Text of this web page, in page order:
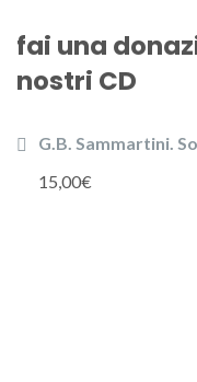
fai una
nostri CD
G.B. Sammartini.
15,00€